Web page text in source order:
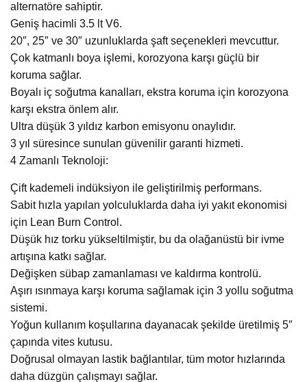
alternatöre sahiptir.
Geniş hacimli 3.5 lt V6.
20″, 25″ ve 30″ uzunluklarda şaft seçenekleri mevcuttur.
Çok katmanlı boya işlemi, korozyona karşı güçlü bir
koruma sağlar.
Boyalı iç soğutma kanalları, ekstra koruma için korozyona
karşı ekstra önlem alır.
Ultra düşük 3 yıldız karbon emisyonu onaylıdır.
3 yıl süresince sunulan güvenilir garanti hizmeti.
4 Zamanlı Teknoloji:
Çift kademeli indüksiyon ile geliştirilmiş performans.
Sabit hızla yapılan yolculuklarda daha iyi yakıt ekonomisi
için Lean Burn Control.
Düşük hız torku yükseltilmiştir, bu da olağanüstü bir ivme
artışına katkı sağlar.
Değişken sübap zamanlaması ve kaldırma kontrolü.
Aşırı ısınmaya karşı koruma sağlamak için 3 yollu soğutma
sistemi.
Yoğun kullanım koşullarına dayanacak şekilde üretilmiş 5″
çapında vites kutusu.
Doğrusal olmayan lastik bağlantılar, tüm motor hızlarında
daha düzgün çalışmayı sağlar.